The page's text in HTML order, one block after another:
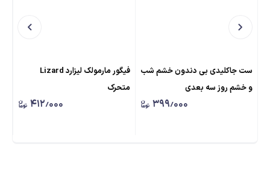
ست جاکلیدی بی دندون خشم شب
و خشم روز سه بعدی
۳۹۹٫۰۰۰
فیگور مارمولک لیزارد Lizard
متحرک
۴۱۲٫۰۰۰